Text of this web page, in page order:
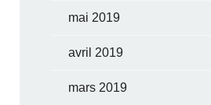
mai 2019
avril 2019
mars 2019